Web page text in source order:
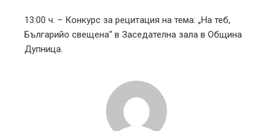
13:00 ч. – Конкурс за рецитация на тема: „На теб,
Българийо свещена“ в Заседателна зала в Община
Дупница.